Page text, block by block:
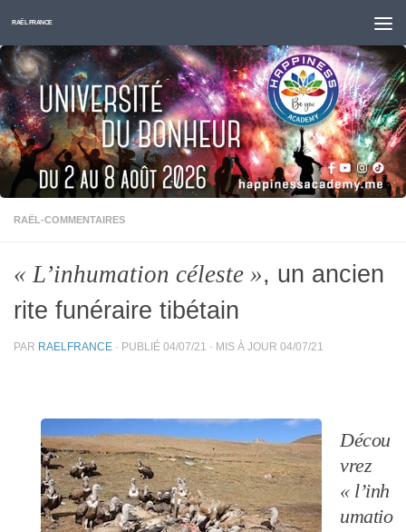
Skip to content
RAËL FRANCE
RAËL-COMMENTAIRES
« L’inhumation céleste », un ancien
rite funéraire tibétain
PAR RAELFRANCE · PUBLIÉ 04/07/21 · MIS À JOUR 04/07/21
Décou
vrez
« l’inh
umatio